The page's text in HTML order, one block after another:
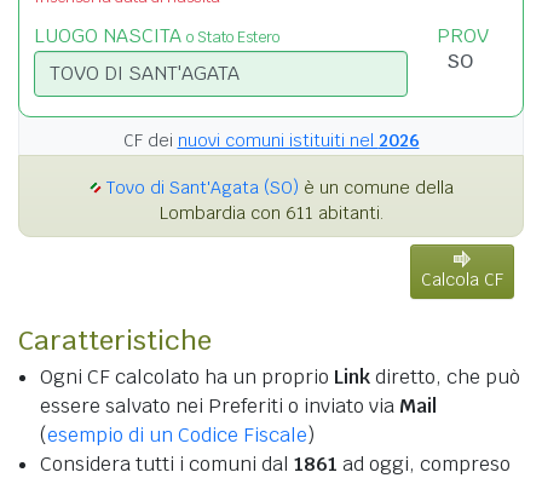
LUOGO NASCITA o Stato Estero PROV
CF dei nuovi comuni istituiti nel 2026
Tovo di Sant'Agata (SO) è un comune della
Lombardia con 611 abitanti.
Calcola CF
Caratteristiche
Ogni CF calcolato ha un proprio Linkdiretto, che può
essere salvato nei Preferiti o inviato via Mail
(esempio di un Codice Fiscale)
Considera tutti i comuni dal 1861 ad oggi, compreso